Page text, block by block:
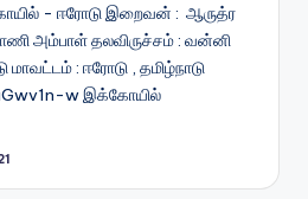
- ஈரோடு இறைவன் : ஆருத்ர
அம்பாள் தலவிருச்சம் : வன்னி
: ஈரோடு , தமிழ்நாடு
w இக்கோயில்